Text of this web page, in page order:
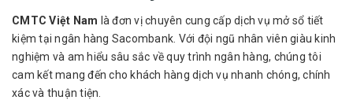
CMTC Việt Nam là đơn vị chuyên cung cấp dịch vụ mở sổ tiết
kiệm tại ngân hàng Sacombank. Với đội ngũ nhân viên giàu kinh
nghiệm và am hiểu sâu sắc về quy trình ngân hàng, chúng tôi
cam kết mang đến cho khách hàng dịch vụ nhanh chóng, chính
xác và thuận tiện.